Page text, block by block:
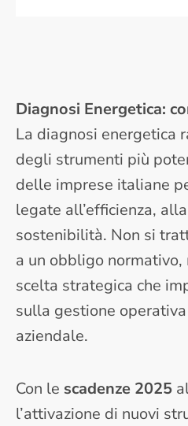
Diagnosi Energetica:
La diagnosi energetica
degli strumenti più
delle imprese italiane
legate all’efficienza,
sostenibilità. Non si
a un obbligo normativo,
scelta strategica che
sulla gestione
aziendale.
Con le scadenze 2025
l’attivazione di nuovi